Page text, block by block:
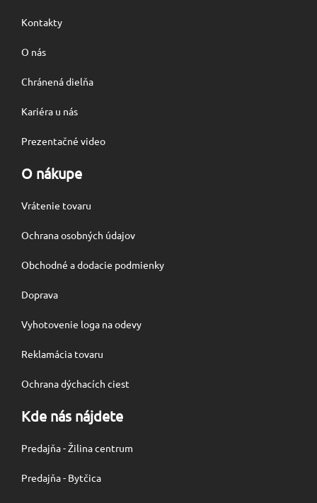
Kontakty
O nás
Chránená dielňa
Kariéra u nás
Prezentačné video
O nákupe
Vrátenie tovaru
Ochrana osobných údajov
Obchodné a dodacie podmienky
Doprava
Vyhotovenie loga na odevy
Reklamácia tovaru
Ochrana dýchacích ciest
Kde nás nájdete
Predajňa - Žilina centrum
Predajňa - Bytčica